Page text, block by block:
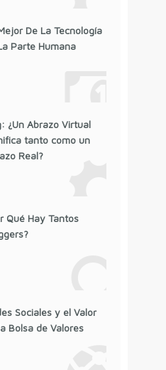
De La Tecnología
Parte Humana
¿Un Abrazo Virtual
tanto como un
Real?
Qué Hay Tantos
Sociales y el Valor
Bolsa de Valores